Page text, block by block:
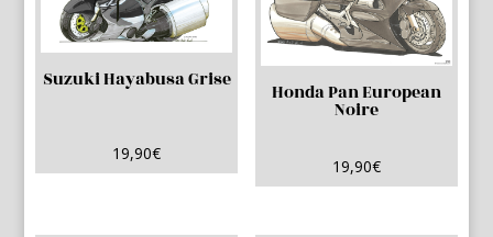
Suzuki Hayabusa Grise
19,90€
Honda Pan European
Noire
19,90€